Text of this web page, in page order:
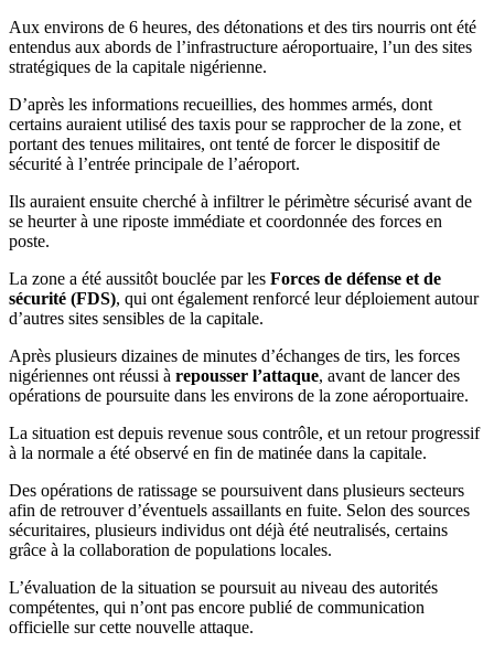
Aux environs de 6 heures, des détonations et des tirs nourris ont été
entendus aux abords de l’infrastructure aéroportuaire, l’un des sites
stratégiques de la capitale nigérienne.
D’après les informations recueillies, des hommes armés, dont
certains auraient utilisé des taxis pour se rapprocher de la zone, et
portant des tenues militaires, ont tenté de forcer le dispositif de
sécurité à l’entrée principale de l’aéroport.
Ils auraient ensuite cherché à infiltrer le périmètre sécurisé avant de
se heurter à une riposte immédiate et coordonnée des forces en
poste.
La zone a été aussitôt bouclée par les Forces de défense et de
sécurité (FDS), qui ont également renforcé leur déploiement autour
d’autres sites sensibles de la capitale.
Après plusieurs dizaines de minutes d’échanges de tirs, les forces
nigériennes ont réussi à repousser l’attaque, avant de lancer des
opérations de poursuite dans les environs de la zone aéroportuaire.
La situation est depuis revenue sous contrôle, et un retour progressif
à la normale a été observé en fin de matinée dans la capitale.
Des opérations de ratissage se poursuivent dans plusieurs secteurs
afin de retrouver d’éventuels assaillants en fuite. Selon des sources
sécuritaires, plusieurs individus ont déjà été neutralisés, certains
grâce à la collaboration de populations locales.
L’évaluation de la situation se poursuit au niveau des autorités
compétentes, qui n’ont pas encore publié de communication
officielle sur cette nouvelle attaque.